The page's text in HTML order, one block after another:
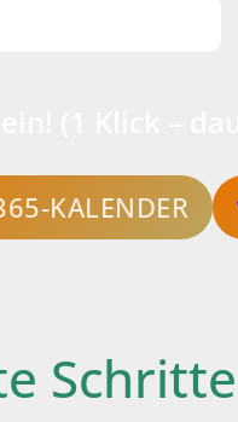
KALENDER
Schritte